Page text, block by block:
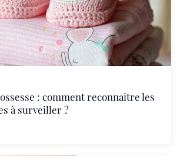
: comment reconnaître les
à surveiller ?